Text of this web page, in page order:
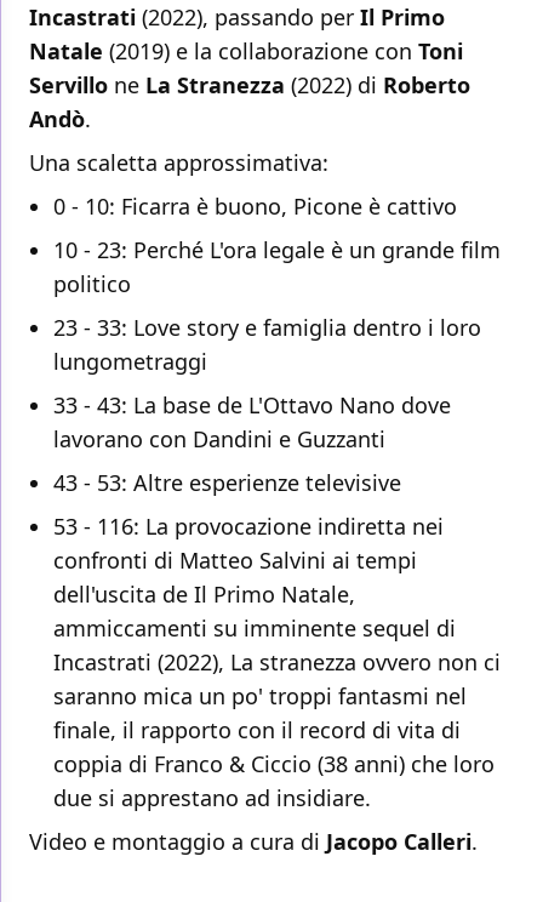
Incastrati (2022), passando per Il Primo
Natale (2019) e la collaborazione con Toni
Servillo ne La Stranezza (2022) di Roberto
Andò.
Una scaletta approssimativa:
0 - 10: Ficarra è buono, Picone è cattivo
10 - 23: Perché L'ora legale è un grande film
politico
23 - 33: Love story e famiglia dentro i loro
lungometraggi
33 - 43: La base de L'Ottavo Nano dove
lavorano con Dandini e Guzzanti
43 - 53: Altre esperienze televisive
53 - 116: La provocazione indiretta nei
confronti di Matteo Salvini ai tempi
dell'uscita de Il Primo Natale,
ammiccamenti su imminente sequel di
Incastrati (2022), La stranezza ovvero non ci
saranno mica un po' troppi fantasmi nel
finale, il rapporto con il record di vita di
coppia di Franco & Ciccio (38 anni) che loro
due si apprestano ad insidiare.
Video e montaggio a cura di Jacopo Calleri.